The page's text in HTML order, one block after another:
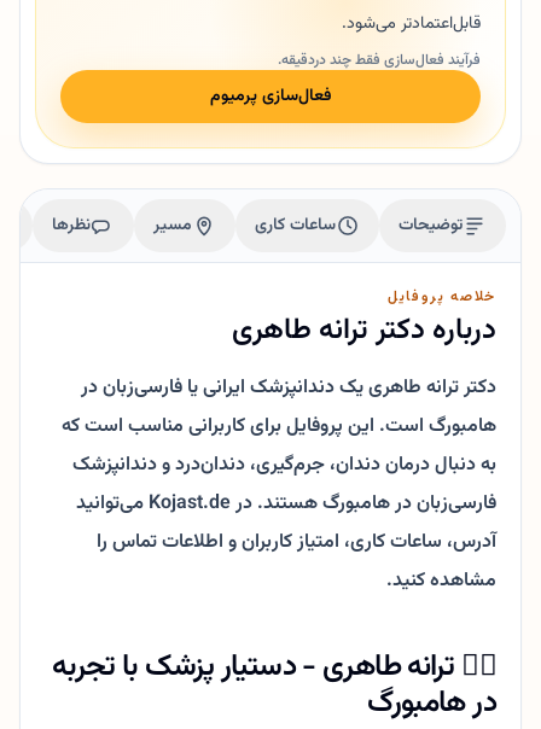
قابل‌اعتمادتر می‌شود.
فرآیند فعال‌سازی فقط چند دردقیقه.
فعال‌سازی پرمیوم
توضیحات ساعات کاری مسیر نظرها
خلاصه پروفایل
درباره دکتر ترانه طاهری
دکتر ترانه طاهری یک دندانپزشک ایرانی یا فارسی‌زبان در
هامبورگ است. این پروفایل برای کاربرانی مناسب است که
به دنبال درمان دندان، جرم‌گیری، دندان‌درد و دندانپزشک
فارسی‌زبان در هامبورگ هستند. در Kojast.de می‌توانید
آدرس، ساعات کاری، امتیاز کاربران و اطلاعات تماس را
مشاهده کنید.
👩‍⚕️ ترانه طاهری - دستیار پزشک با تجربه
در هامبورگ